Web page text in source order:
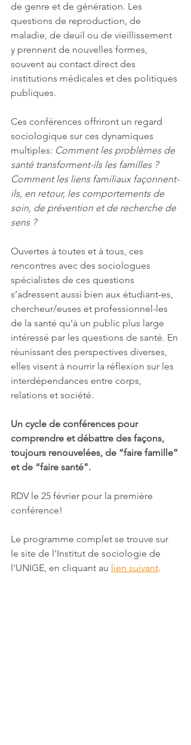
de genre et de génération. Les
questions de reproduction, de
maladie, de deuil ou de vieillissement
y prennent de nouvelles formes,
souvent au contact direct des
institutions médicales et des politiques
publiques.
Ces conférences offriront un regard
sociologique sur ces dynamiques
multiples: Comment les problèmes de
santé transforment-ils les familles ?
Comment les liens familiaux façonnent-
ils, en retour, les comportements de
soin, de prévention et de recherche de
sens ?
Ouvertes à toutes et à tous, ces
rencontres avec des sociologues
spécialistes de ces questions
s’adressent aussi bien aux étudiant-es,
chercheur/euses et professionnel-les
de la santé qu’à un public plus large
intéressé par les questions de santé. En
réunissant des perspectives diverses,
elles visent à nourrir la réflexion sur les
interdépendances entre corps,
relations et société.
Un cycle de conférences pour
comprendre et débattre des façons,
toujours renouvelées, de “faire famille”
et de “faire santé”.
RDV le 25 février pour la première
conférence!
Le programme complet se trouve sur
le site de l'Institut de sociologie de
l'UNIGE, en cliquant au lien suivant.